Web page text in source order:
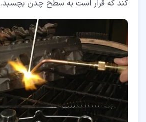
کند که قرار است به سطح چدن بچسبد.